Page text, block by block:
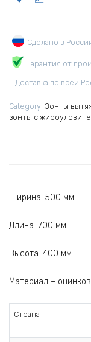
Сделано в
Гарантия от
Доставка по всей
Category: Зонты
зонты с
Ширина: 500 мм
Длина: 700 мм
Высота: 400 мм
Материал –
Страна